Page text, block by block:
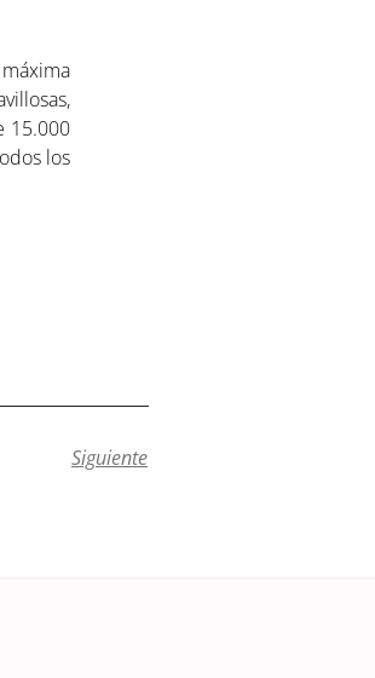
15.000
los
Siguiente